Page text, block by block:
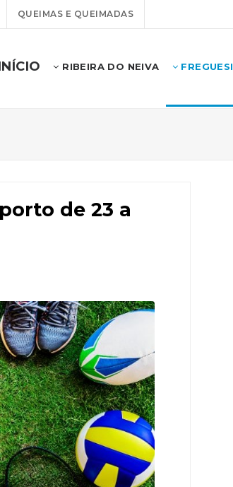
QUEIMAS E QUEIMADAS
RIBEIRA DO NEIVA
de 23 a